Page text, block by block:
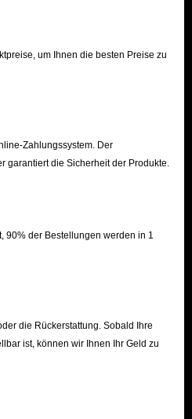
um Ihnen die besten Preise zu
Zahlungssystem. Der
garantiert die Sicherheit der Produkte.
90% der Bestellungen werden in 1
die Rückerstattung. Sobald Ihre
ist, können wir Ihnen Ihr Geld zu